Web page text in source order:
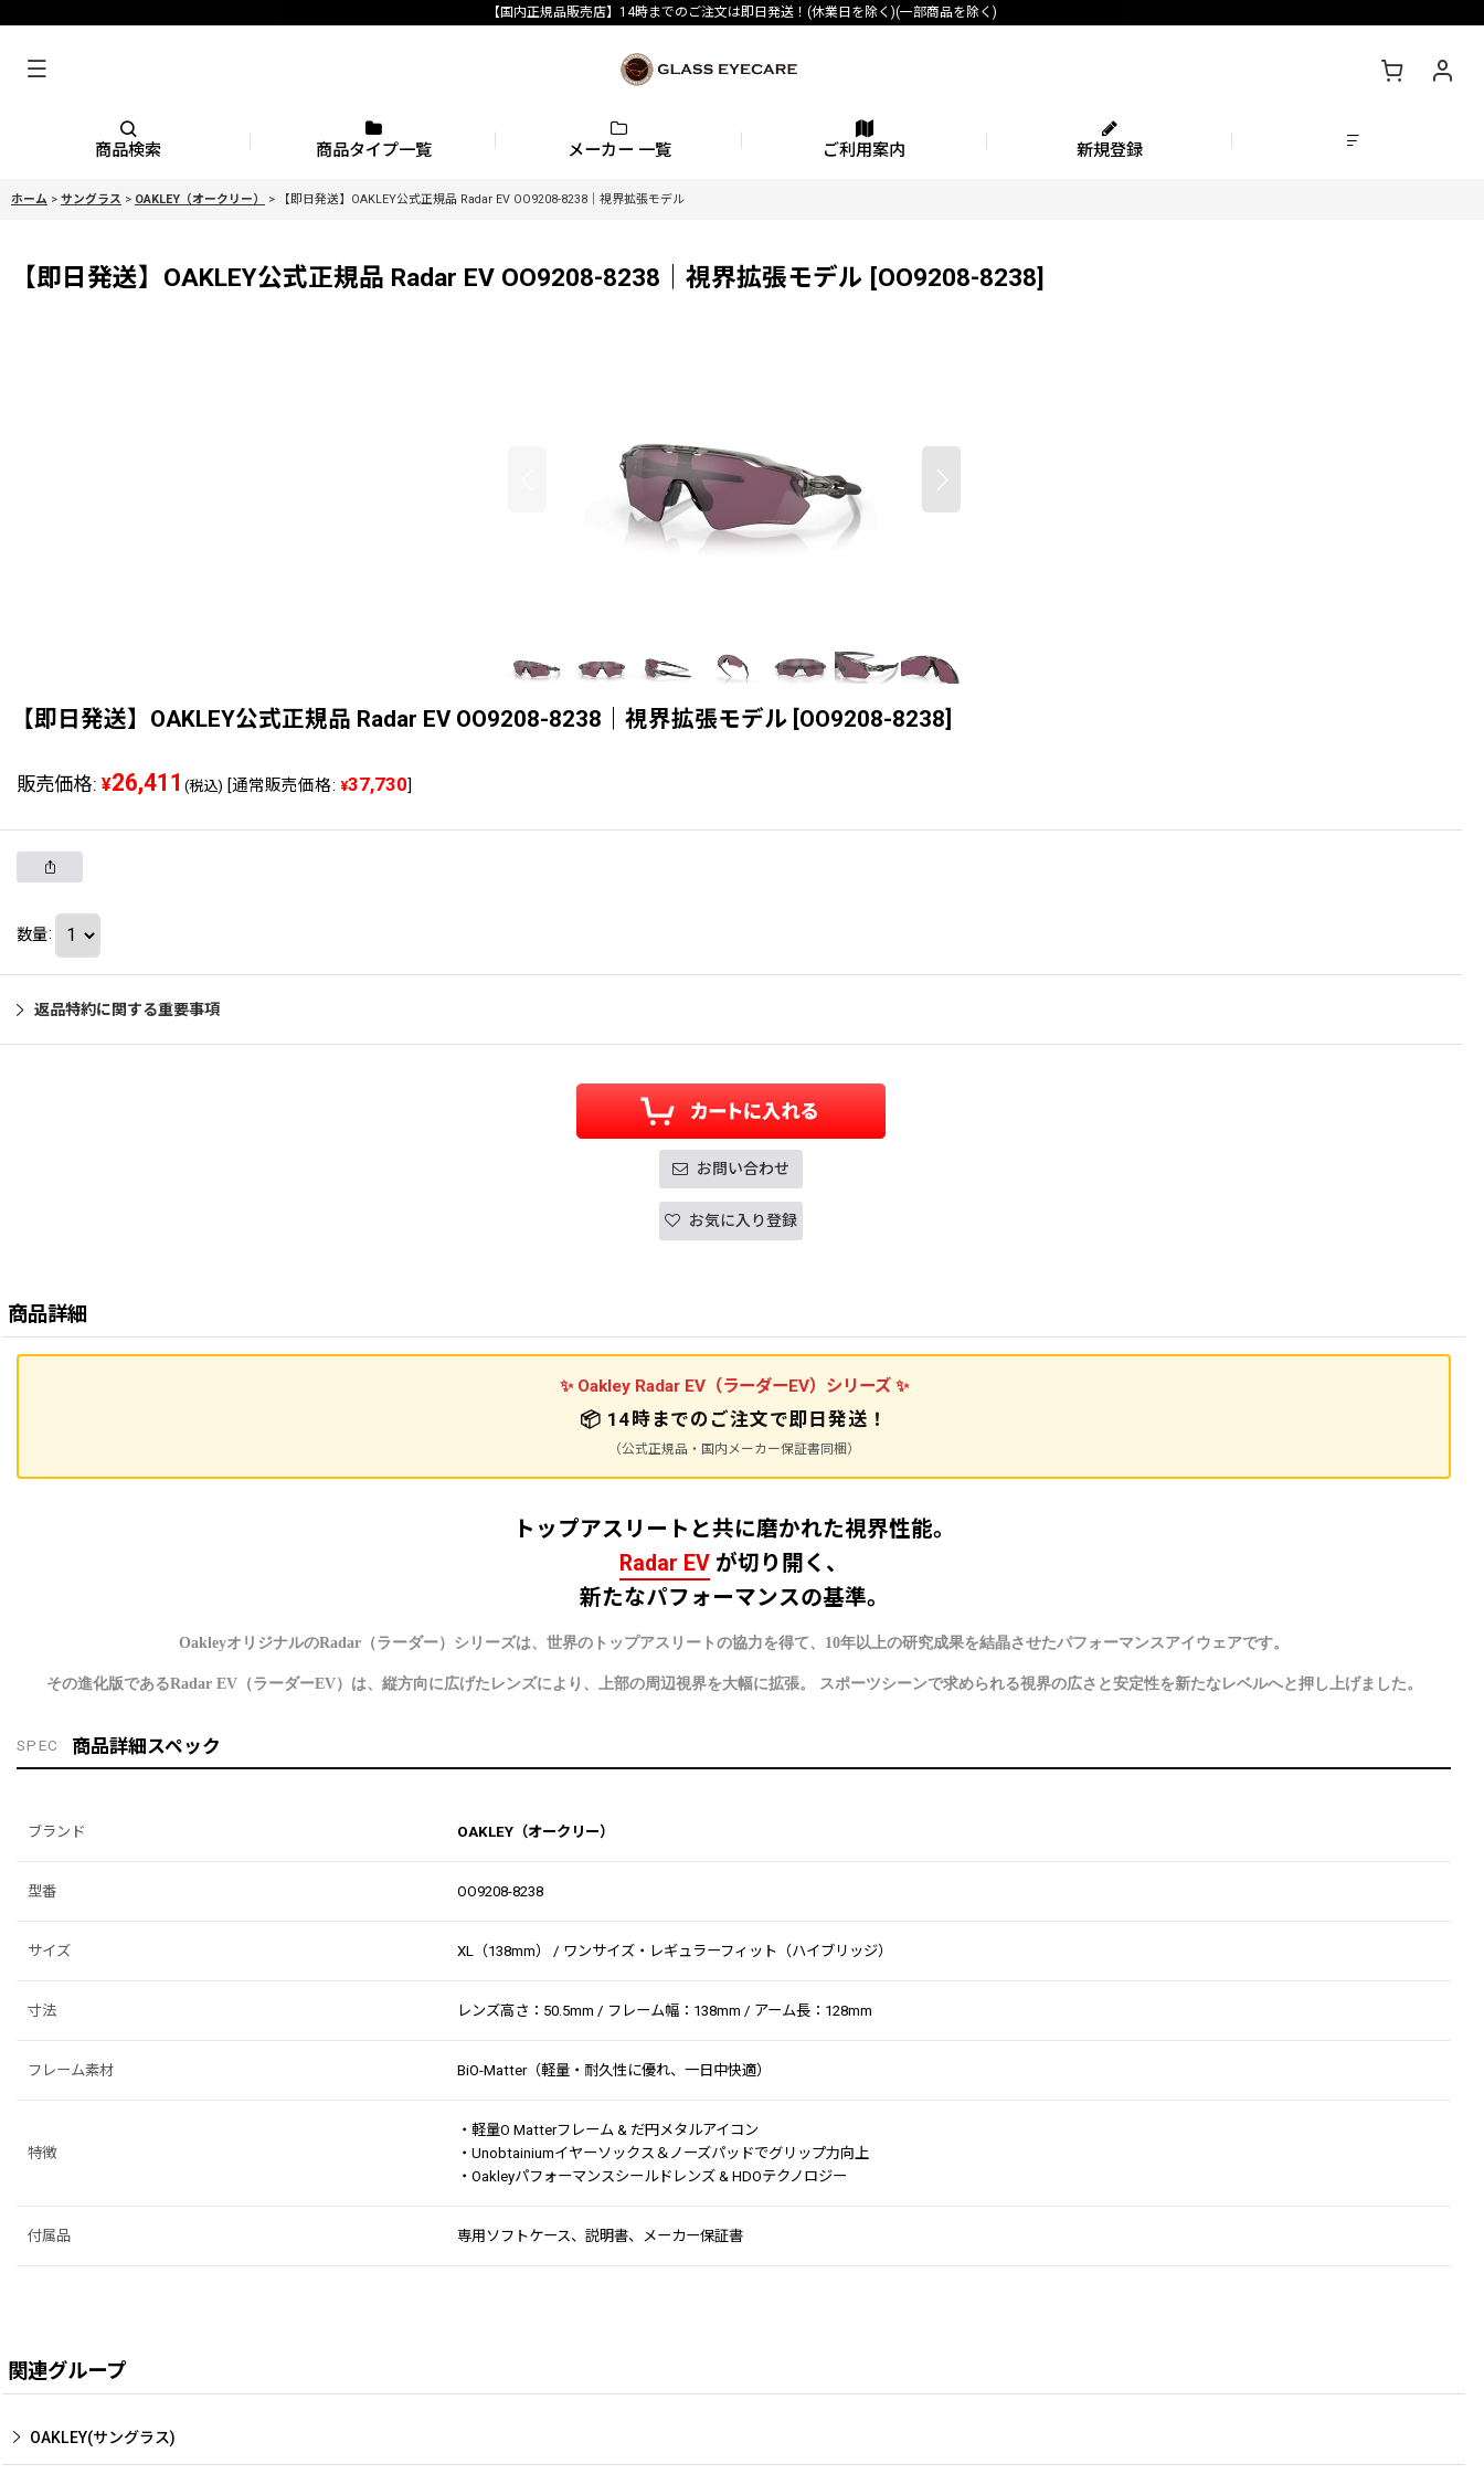
【国内正規品販売店】14時までのご注文は即日発送！(休業日を除く)(一部商品を除く)
商品検索 商品タイプ一覧 メーカー 一覧 ご利用案内 新規登録
ホーム > サングラス > OAKLEY（オークリー） > 【即日発送】OAKLEY公式正規品 Radar EV OO9208-8238｜視界拡張モデル
【即日発送】OAKLEY公式正規品 Radar EV OO9208-8238｜視界拡張モデル [OO9208-8238]
【即日発送】OAKLEY公式正規品 Radar EV OO9208-8238｜視界拡張モデル [OO9208-8238]
販売価格: ¥26,411 (税込) [通常販売価格: ¥37,730]
数量:
返品特約に関する重要事項
お問い合わせ
お気に入り登録
商品詳細
✨ Oakley Radar EV（ラーダーEV）シリーズ ✨
📦 14時までのご注文で即日発送！
（公式正規品・国内メーカー保証書同梱）
トップアスリートと共に磨かれた視界性能。
Radar EV が切り開く、
新たなパフォーマンスの基準。
OakleyオリジナルのRadar（ラーダー）シリーズは、世界のトップアスリートの協力を得て、10年以上の研究成果を結晶させたパフォーマンスアイウェアです。
その進化版であるRadar EV（ラーダーEV）は、縦方向に広げたレンズにより、上部の周辺視界を大幅に拡張。 スポーツシーンで求められる視界の広さと安定性を新たなレベルへと押し上げました。
SPEC 商品詳細スペック
ブランド OAKLEY（オークリー）
型番 OO9208-8238
サイズ XL（138mm） / ワンサイズ・レギュラーフィット（ハイブリッジ）
寸法 レンズ高さ：50.5mm / フレーム幅：138mm / アーム長：128mm
フレーム素材 BiO-Matter（軽量・耐久性に優れ、一日中快適）
特徴
・軽量O Matterフレーム & だ円メタルアイコン
・Unobtainiumイヤーソックス＆ノーズパッドでグリップ力向上
・Oakleyパフォーマンスシールドレンズ & HDOテクノロジー
付属品 専用ソフトケース、説明書、メーカー保証書
関連グループ
OAKLEY(サングラス)